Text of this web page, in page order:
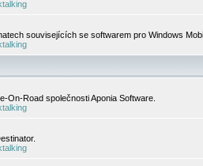
souvisejících se softwarem pro Windows
On-Road společnosti Aponia Software.